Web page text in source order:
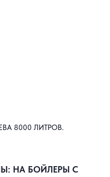
8000 ЛИТРОВ.
НА БОЙЛЕРЫ С